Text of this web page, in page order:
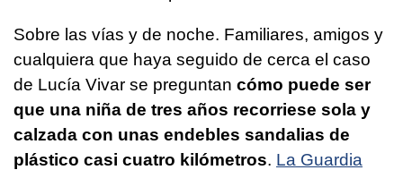
Sobre las vías y de noche. Familiares, amigos y
cualquiera que haya seguido de cerca el caso
de Lucía Vivar se preguntan cómo puede ser
que una niña de tres años recorriese sola y
calzada con unas endebles sandalias de
plástico casi cuatro kilómetros. La Guardia